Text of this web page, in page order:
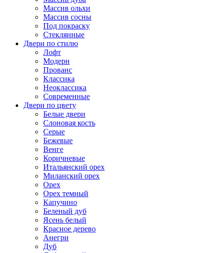
Массив ольхи
Массив сосны
Под покраску
Стеклянные
Двери по стилю
Лофт
Модерн
Прованс
Классика
Неоклассика
Современные
Двери по цвету
Белые двери
Слоновая кость
Серые
Бежевые
Венге
Коричневые
Итальянский орех
Миланский орех
Орех
Орех темный
Капучино
Беленый дуб
Ясень белый
Красное дерево
Анегри
Дуб